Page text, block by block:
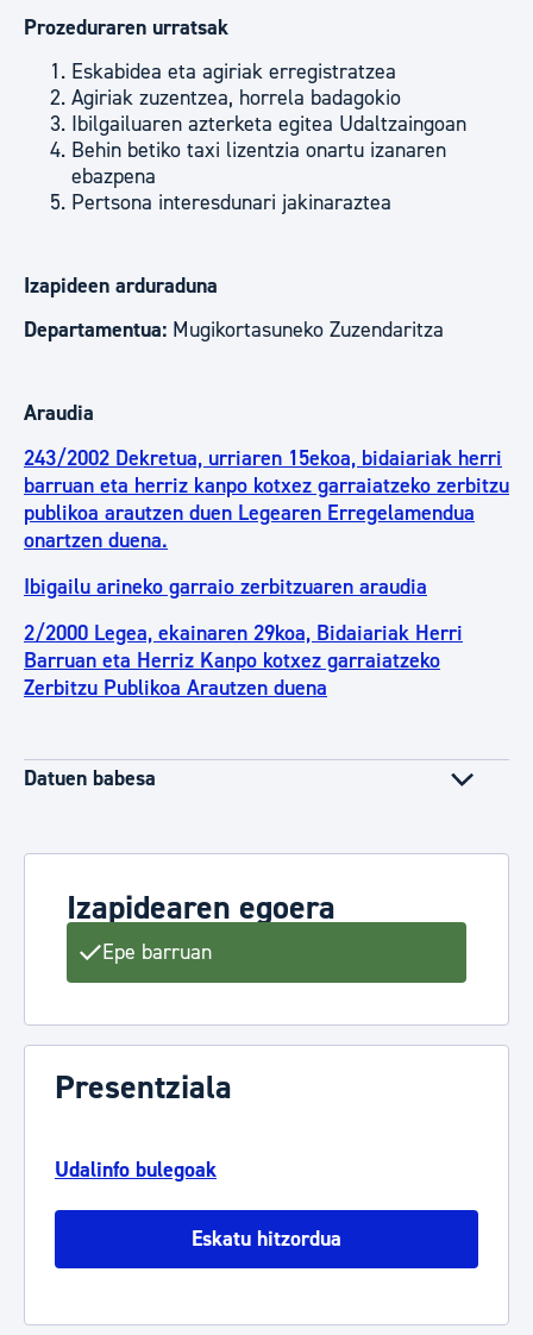
Prozeduraren urratsak
Eskabidea eta agiriak erregistratzea
Agiriak zuzentzea, horrela badagokio
Ibilgailuaren azterketa egitea Udaltzaingoan
Behin betiko taxi lizentzia onartu izanaren
ebazpena
Pertsona interesdunari jakinaraztea
Izapideen arduraduna
Departamentua: Mugikortasuneko Zuzendaritza
Araudia
243/2002 Dekretua, urriaren 15ekoa, bidaiariak herri
barruan eta herriz kanpo kotxez garraiatzeko zerbitzu
publikoa arautzen duen Legearen Erregelamendua
onartzen duena.
Ibigailu arineko garraio zerbitzuaren araudia
2/2000 Legea, ekainaren 29koa, Bidaiariak Herri
Barruan eta Herriz Kanpo kotxez garraiatzeko
Zerbitzu Publikoa Arautzen duena
Datuen babesa
Izapidearen egoera
Epe barruan
Presentziala
Udalinfo bulegoak
Eskatu hitzordua